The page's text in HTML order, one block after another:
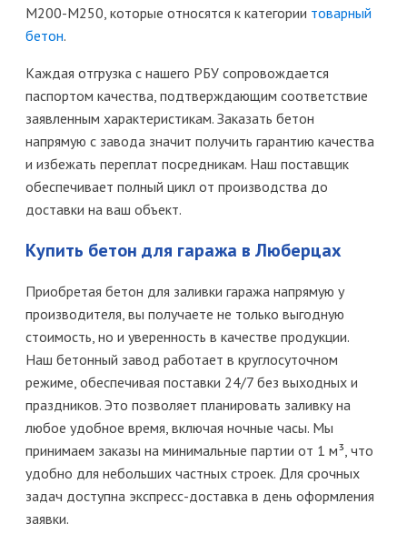
М200-М250, которые относятся к категории товарный
бетон.
Каждая отгрузка с нашего РБУ сопровождается
паспортом качества, подтверждающим соответствие
заявленным характеристикам. Заказать бетон
напрямую с завода значит получить гарантию качества
и избежать переплат посредникам. Наш поставщик
обеспечивает полный цикл от производства до
доставки на ваш объект.
Купить бетон для гаража в Люберцах
Приобретая бетон для заливки гаража напрямую у
производителя, вы получаете не только выгодную
стоимость, но и уверенность в качестве продукции.
Наш бетонный завод работает в круглосуточном
режиме, обеспечивая поставки 24/7 без выходных и
праздников. Это позволяет планировать заливку на
любое удобное время, включая ночные часы. Мы
принимаем заказы на минимальные партии от 1 м³, что
удобно для небольших частных строек. Для срочных
задач доступна экспресс-доставка в день оформления
заявки.